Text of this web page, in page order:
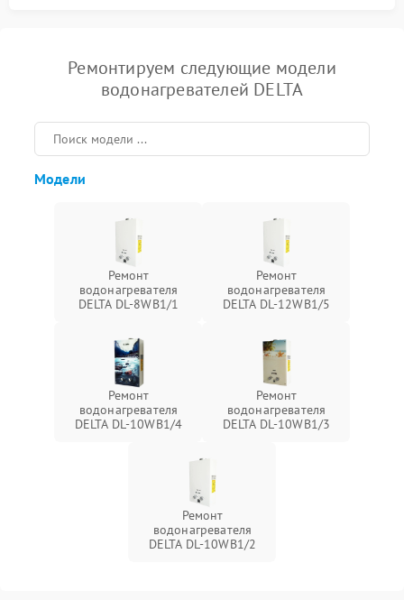
Ремонтируем следующие модели
водонагревателей DELTA
Модели
Ремонт
водонагревателя
DELTA DL-8WB1/1
Ремонт
водонагревателя
DELTA DL-12WB1/5
Ремонт
водонагревателя
DELTA DL-10WB1/4
Ремонт
водонагревателя
DELTA DL-10WB1/3
Ремонт
водонагревателя
DELTA DL-10WB1/2